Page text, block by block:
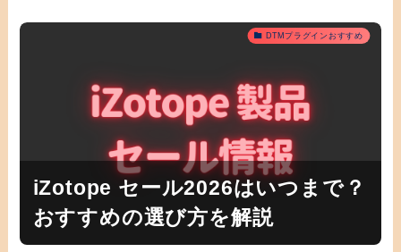
DTMプラグインおすすめ
iZotope セール2026はいつまで？
おすすめの選び方を解説